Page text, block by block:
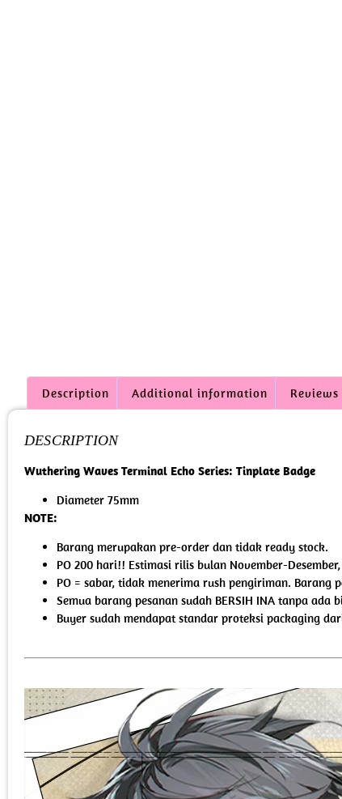
Description Additional information
DESCRIPTION
Wuthering Waves Terminal Echo Series: Tinplate Badge
Diameter 75mm
NOTE:
Barang merupakan pre-order dan tidak ready stock.
PO 200 hari!! Estimasi rilis bulan November-
PO = sabar, tidak menerima rush pengiriman.
Semua barang pesanan sudah BERSIH INA tanpa
Buyer sudah mendapat standar proteksi packaging